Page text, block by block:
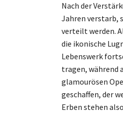
Nach der
Jahren verstarb,
verteilt werden.
die ikonische
Lebenswerk
tragen, während
glamourösen
geschaffen, der
Erben stehen